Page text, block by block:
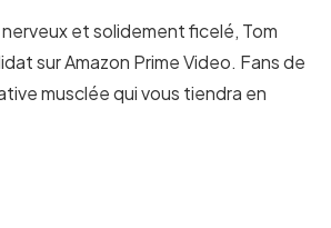
et solidement ficelé, Tom
sur Amazon Prime Video. Fans de
musclée qui vous tiendra en